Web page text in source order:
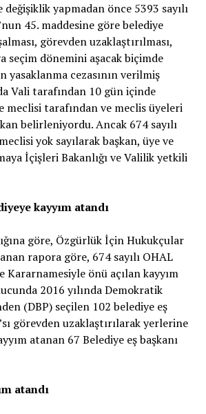
değişiklik yapmadan önce 5393 sayılı
45. maddesine göre belediye
görevden uzaklaştırılması,
seçim dönemini aşacak biçimde
yasaklanma cezasının verilmiş
Vali tarafından 10 gün içinde
meclisi tarafından ve meclis üyeleri
belirleniyordu. Ancak 674 sayılı
yok sayılarak başkan, üye ve
İçişleri Bakanlığı ve Valilik yetkili
kayyım atandı
göre, Özgürlük İçin Hukukçular
rapora göre, 674 sayılı OHAL
Kararnamesiyle önü açılan kayyım
2016 yılında Demokratik
(DBP) seçilen 102 belediye eş
görevden uzaklaştırılarak yerlerine
atanan 67 Belediye eş başkanı
atandı